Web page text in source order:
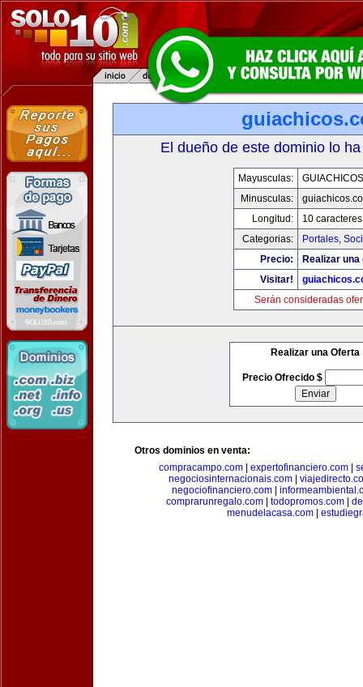
El dueño de este dominio lo
Mayusculas:
Minusculas:
Longitud:
10 caracteres
Categorias:
Portales,
Precio:
Realizar
Visitar!
Serán consideradas
Realizar una Oferta
Precio Ofrecido $
Otros dominios en venta:
compracampo.com| expertofinanciero.com|
negociosinternacionais.com
negociofinanciero.com
comprarunregalo.com| todopromos.com|
menudelacasa.com